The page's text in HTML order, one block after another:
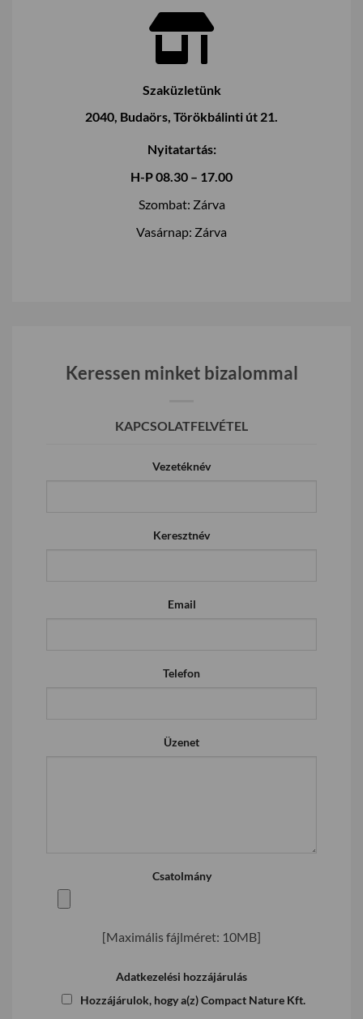
Szaküzletünk
2040, Budaörs, Törökbálinti út 21.
Nyitatartás:
H-P 08.30 – 17.00
Szombat: Zárva
Vasárnap: Zárva
Keressen minket bizalommal
KAPCSOLATFELVÉTEL
Vezetéknév
Keresztnév
Email
Telefon
Üzenet
Csatolmány
[Maximális fájlméret: 10MB]
Adatkezelési hozzájárulás
Hozzájárulok, hogy a(z) Compact Nature Kft.